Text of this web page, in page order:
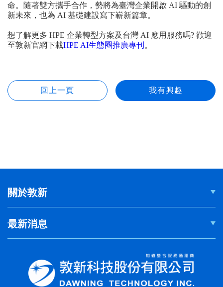
命。隨著雙方攜手合作，勢將為臺灣企業開啟 AI 驅動的創
新未來，也為 AI 基礎建設寫下嶄新篇章。
想了解更多 HPE 企業轉型方案及台灣 AI 應用服務嗎? 歡迎
至敦新官網下載HPE AI生態圈推廣專刊 。
關於敦新
最新消息